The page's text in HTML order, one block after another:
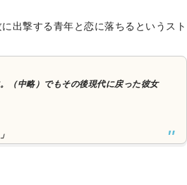
出撃する青年と恋に落ちるというスト
（中略）でもその後現代に戻った彼女